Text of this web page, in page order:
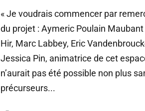
« Je voudrais commencer par
du projet : Aymeric Poulain
Hir, Marc Labbey, Eric
Jessica Pin, animatrice de cet
n’aurait pas été possible non plus
précurseurs...